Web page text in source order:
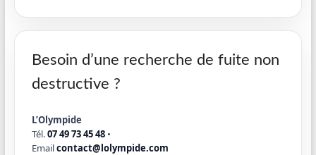
Besoin d’une recherche de fuite non
destructive ?
L’Olympide
Tél.07 49 73 45 48•
Emailcontact@lolympide.com